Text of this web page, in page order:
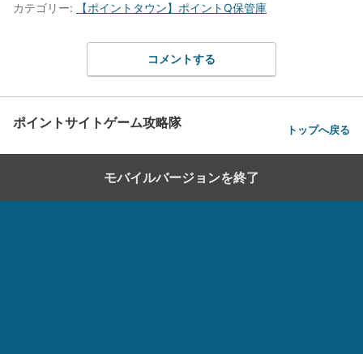
カテゴリー: 【ポイントタウン】ポイントQ保管庫
コメントする
ポイントサイトゲーム攻略隊 トップへ戻る
モバイルバージョンを終了